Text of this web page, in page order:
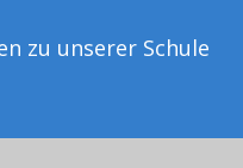
zu unserer Schule